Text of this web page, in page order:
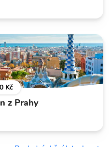
Kč
z Prahy